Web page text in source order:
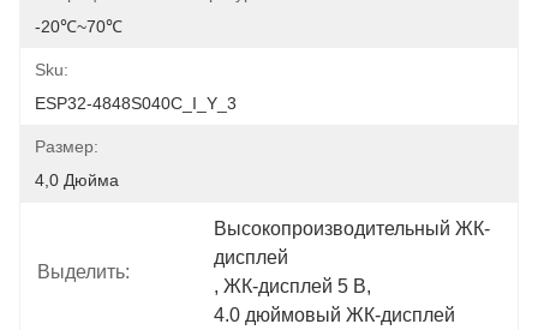
-20℃~70℃
Sku:
ESP32-4848S040C_I_Y_3
Размер:
4,0 Дюйма
Выделить:
Высокопроизводительный ЖК-
дисплей
, ЖК-дисплей 5 В,
4.0 дюймовый ЖК-дисплей